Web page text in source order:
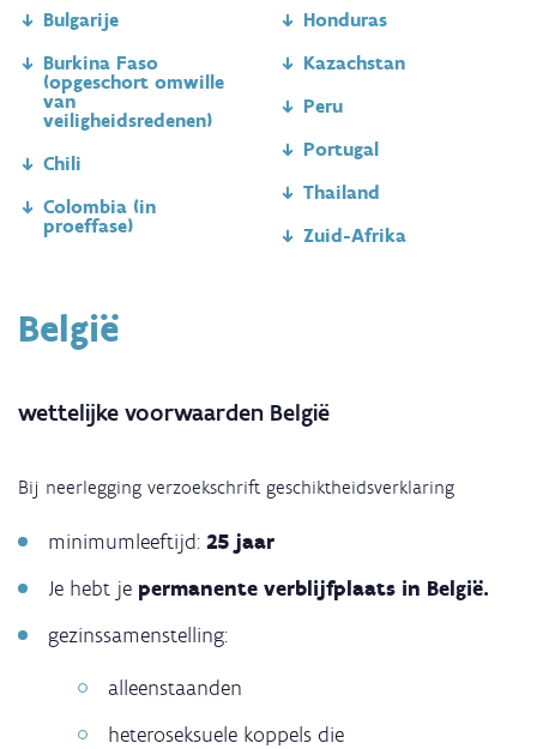
Bulgarije
Burkina Faso
(opgeschort omwille
van
veiligheidsredenen)
Chili
Colombia (in
proeffase)
Honduras
Kazachstan
Peru
Portugal
Thailand
Zuid-Afrika
België
wettelijke voorwaarden België
Bij neerlegging verzoekschrift geschiktheidsverklaring
minimumleeftijd: 25 jaar
Je hebt je permanente verblijfplaats in België.
gezinssamenstelling:
alleenstaanden
heteroseksuele koppels die